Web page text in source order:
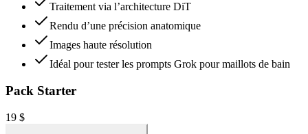
Traitement via l’architecture DiT
Rendu d’une précision anatomique
Images haute résolution
Idéal pour tester les prompts Grok pour maillots de bain
Pack Starter
19 $